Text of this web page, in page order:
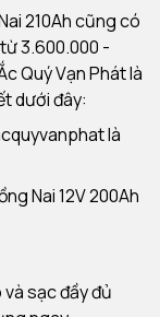
210Ah cũng có
3.600.000 -
Quý Vạn Phát là
dưới đây:
là
Nai 12V 200Ah
sạc đầy đủ